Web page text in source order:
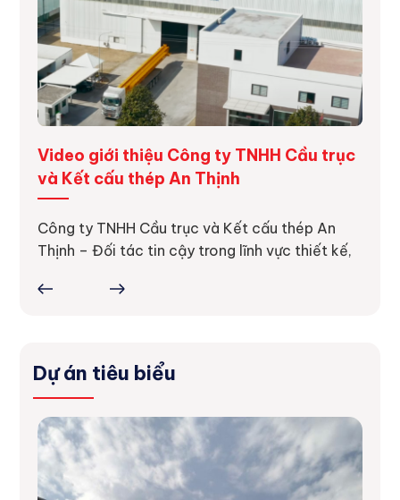
Video giới thiệu Công ty TNHH Cầu trục
và Kết cấu thép An Thịnh
Công ty TNHH Cầu trục và Kết cấu thép An
Thịnh – Đối tác tin cậy trong lĩnh vực thiết kế,
Dự án tiêu biểu